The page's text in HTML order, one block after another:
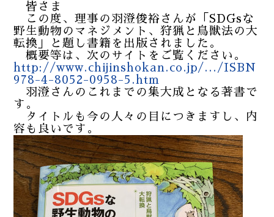
皆さま
この度、理事の羽澄俊裕さんが「SDGsな
野生動物のマネジメント、狩猟と鳥獣法の大
転換」と題し書籍を出版されました。
概要等は、次のサイトをご覧ください。
http://www.chijinshokan.co.jp/.../ISBN
978-4-8052-0958-5.htm
羽澄さんのこれまでの集大成となる著書で
す。
タイトルも今の人々の目につきますし、内
容も良いです。